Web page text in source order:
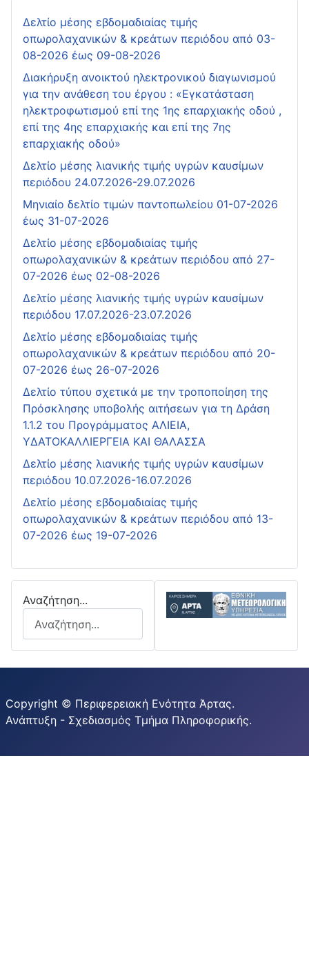
Δελτίο μέσης εβδομαδιαίας τιμής
οπωρολαχανικών & κρεάτων περιόδου από 03-
08-2026 έως 09-08-2026
Διακήρυξη ανοικτού ηλεκτρονικού διαγωνισμού
για την ανάθεση του έργου : «Εγκατάσταση
ηλεκτροφωτισμού επί της 1ης επαρχιακής οδού ,
επί της 4ης επαρχιακής και επί της 7ης
επαρχιακής οδού»
Δελτίο μέσης λιανικής τιμής υγρών καυσίμων
περιόδου 24.07.2026-29.07.2026
Μηνιαίο δελτίο τιμών παντοπωλείου 01-07-2026
έως 31-07-2026
Δελτίο μέσης εβδομαδιαίας τιμής
οπωρολαχανικών & κρεάτων περιόδου από 27-
07-2026 έως 02-08-2026
Δελτίο μέσης λιανικής τιμής υγρών καυσίμων
περιόδου 17.07.2026-23.07.2026
Δελτίο μέσης εβδομαδιαίας τιμής
οπωρολαχανικών & κρεάτων περιόδου από 20-
07-2026 έως 26-07-2026
Δελτίο τύπου σχετικά με την τροποποίηση της
Πρόσκλησης υποβολής αιτήσεων για τη Δράση
1.1.2 του Προγράμματος ΑΛΙΕΙΑ,
ΥΔΑΤΟΚΑΛΛΙΕΡΓΕΙΑ ΚΑΙ ΘΑΛΑΣΣΑ
Δελτίο μέσης λιανικής τιμής υγρών καυσίμων
περιόδου 10.07.2026-16.07.2026
Δελτίο μέσης εβδομαδιαίας τιμής
οπωρολαχανικών & κρεάτων περιόδου από 13-
07-2026 έως 19-07-2026
Αναζήτηση...
Copyright © Περιφερειακή Ενότητα Άρτας.
Ανάπτυξη - Σχεδιασμός Τμήμα Πληροφορικής.